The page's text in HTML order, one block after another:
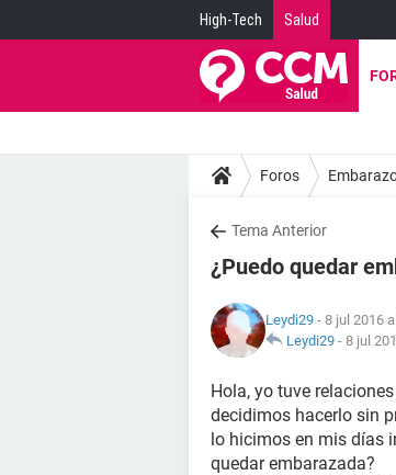
High-Tech Salud
Foros
Tema Anterior
¿Puedo quedar
Leydi29 - 8 jul 2016
Leydi29 - 8 jul
Hola, yo tuve
decidimos hacerlo sin
lo hicimos en mis días
quedar embarazada?